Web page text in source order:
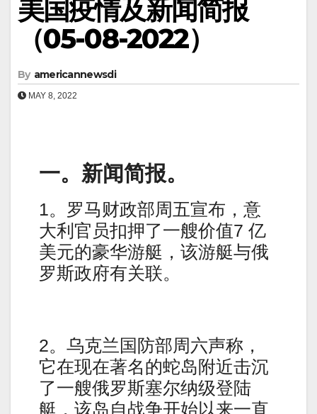
美国疫情及新闻简报
（05-08-2022）
By americannewsdi
MAY 8, 2022
一。新闻简报。
1。罗马财政部周五宣布，意
大利官员扣押了一艘价值7 亿
美元的豪华游艇，该游艇与俄
罗斯政府有关联。
2。乌克兰国防部周六声称，
它在现在著名的蛇岛附近击沉
了一艘俄罗斯塞尔纳级登陆
艇，该岛自战争开始以来一直